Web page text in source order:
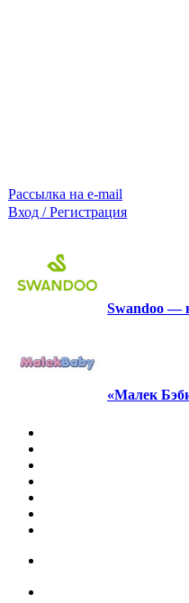
Рассылка на e-mail
Вход / Регистрация
Swandoo —
«Малек